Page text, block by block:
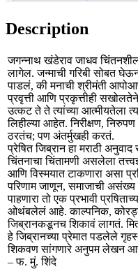
Description
जगन्नाथ खंडेराव जाधव चिंतनशील
लागेल. जन्माची गरिबी सोबत
पाडलं, की मनाची श्रीमंती
प्रवृत्ती आणि प्रकृत्तीही
उत्कट ते ते त्यांच्या आत्मीयतेला
लिहील्या आहेत. निरीक्षण,
ठरतंच; पण अंतर्मुखही करतं.
प्रेषित जिब्रान हा मराठी
चिंतनाचा चिंतामणी असलेला
आणि विस्मयात टाकणारा असा
परिणाम जाणून, समाजाची
पाहणारा तो एक प्रभावी
ओथंबलेलं आहे. काल्पनिक, कोरड्या
जिब्रानकडूनच शिकावं लागतं.
हे जिब्रानच्या प्रेमात पडलेले
शिकवण सांगणारे अनुपम लेखन
– फ. मुं. शिंदे